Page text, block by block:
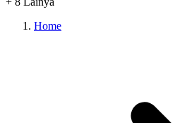
Home